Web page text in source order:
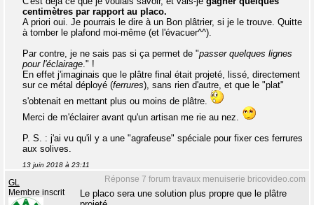
centimètres par rapport au placo.
A priori oui. Je pourrais le dire à un Bon plâtrier, si je le trouve. Quitte
à tomber le plafond moi-même (et l'évacuer^^).
Par contre, je ne sais pas si ça permet de "passer quelques lignes
pour l'éclairage." !
En effet j'imaginais que le plâtre final était projeté, lissé, directement
sur ce métal déployé (ferrures), sans rien d'autre, et que le "plat"
s'obtenait en mettant plus ou moins de plâtre.
Merci de m'éclairer avant qu'un artisan me rie au nez.
P. S. : j'ai vu qu'il y a une "agrafeuse" spéciale pour fixer ces ferrures
aux solives.
13 juin 2018 à 23:11
Réponse 7 forum travaux menuiserie bricovideo.com
GL
Membre inscrit
Le placo sera une solution plus propre que le plâtre